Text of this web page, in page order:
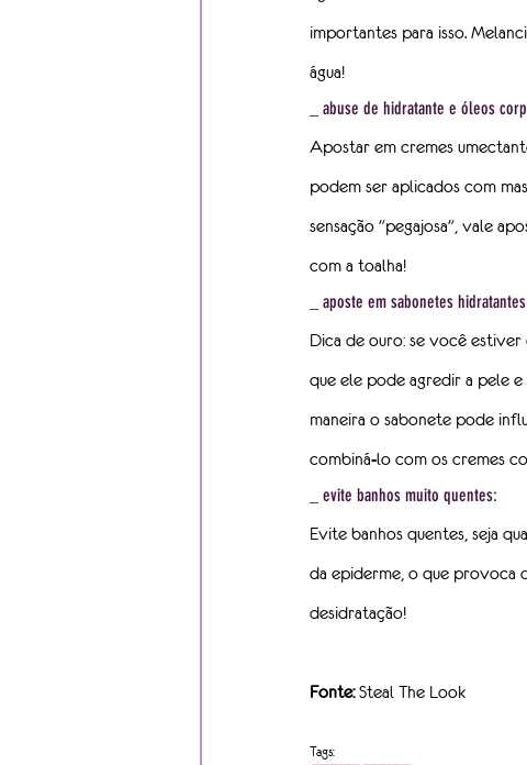
importantes para isso.
água!
_ abuse de hidratante e óleos
Apostar em cremes
podem ser aplicados com
sensação "pegajosa", vale
com a toalha!
_ aposte em sabonetes
Dica de ouro: se você estiver
que ele pode agredir a pele e
maneira o sabonete pode
combiná-lo com os cremes
_ evite banhos muito quentes:
Evite banhos quentes, seja
da epiderme, o que provoca
desidratação!
Fonte: Steal The Look
Tags: